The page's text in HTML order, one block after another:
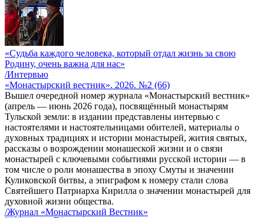
«Судьба каждого человека, который отдал жизнь за свою
Родину, очень важна для нас»
/Интервью
«Монастырский вестник». 2026. №2 (66)
Вышел очередной номер журнала «Монастырский вестник»
(апрель — июнь 2026 года), посвящённый монастырям
Тульской земли: в издании представлены интервью с
настоятелями и настоятельницами обителей, материалы о
духовных традициях и истории монастырей, жития святых,
рассказы о возрождении монашеской жизни и о связи
монастырей с ключевыми событиями русской истории — в
том числе о роли монашества в эпоху Смуты и значении
Куликовской битвы, а эпиграфом к номеру стали слова
Святейшего Патриарха Кирилла о значении монастырей для
духовной жизни общества.
/Журнал «Монастырский Вестник»